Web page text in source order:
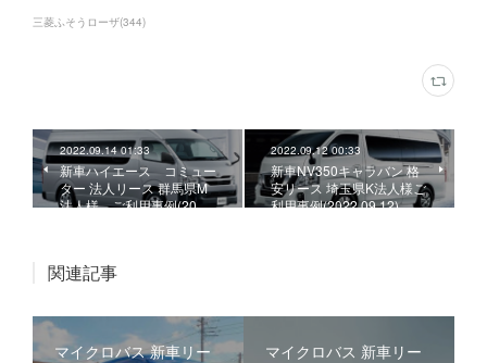
三菱ふそうローザ(344)
2022.09.14 01:33
新車ハイエース コミュー
ター 法人リース 群馬県M
法人様、ご利用事例(20…
2022.09.12 00:33
新車NV350キャラバン 格
安リース 埼玉県K法人様ご
利用事例(2022.09.12)
関連記事
マイクロバス 新車リー
マイクロバス 新車リー